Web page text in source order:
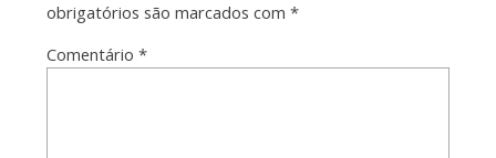
obrigatórios são marcados com *
Comentário *